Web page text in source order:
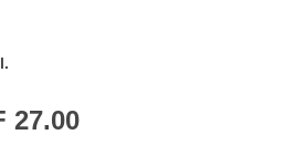
27.00